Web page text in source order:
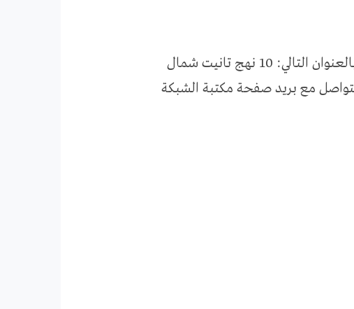
التالي:
10 نهج تانيت شمال
مع بريد صفحة مكتبة الشبكة